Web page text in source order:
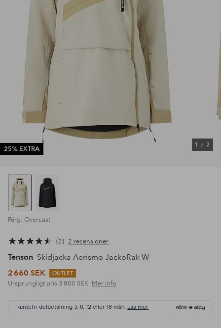
25% EXTRA
1 / 2
Färg: Overcast
2 2 recensioner
Tenson Skidjacka Aerismo JackoRak W
2 660 SEK
OUTLET
Ursprungligt pris 3 800 SEK Mer info
Räntefri delbetalning 3, 6, 12 eller 18 mån. Läs mer